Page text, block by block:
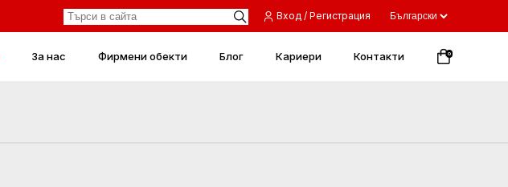
Вход / Регистрация
0
За нас Фирмени обекти Блог Кариери Контакти